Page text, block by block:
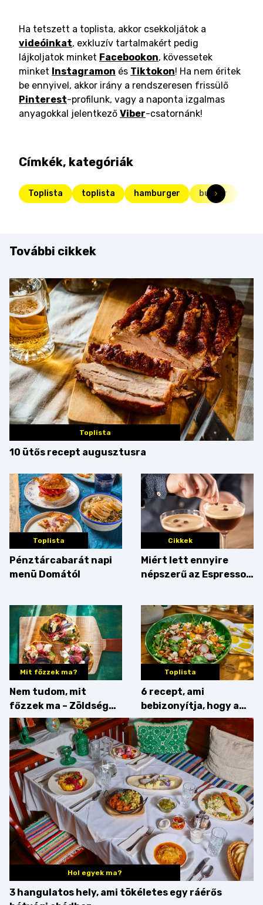
Ha tetszett a toplista, akkor csekkoljátok a
videóinkat, exkluzív tartalmakért pedig
lájkoljatok minket Facebookon, kövessetek
minket Instagramon és Tiktokon! Ha nem éritek
be ennyivel, akkor irány a rendszeresen frissülő
Pinterest-profilunk, vagy a naponta izgalmas
anyagokkal jelentkező Viber-csatornánk!
Címkék, kategóriák
Toplista toplista hamburger burger
További cikkek
Toplista
10 ütős recept augusztusra
Toplista
Pénztárcabarát napi
menü Domától
Cikkek
Miért lett ennyire
népszerű az Espresso
érdemes enni mellé?
Mit főzzek ma?
Nem tudom, mit
főzzek ma – Zöldség
minden mennyiségben
Toplista
6 recept, ami
bebizonyítja, hogy a
barack húsok mellé is
zseniális
Hol egyek ma?
3 hangulatos hely, ami tökéletes egy ráérős